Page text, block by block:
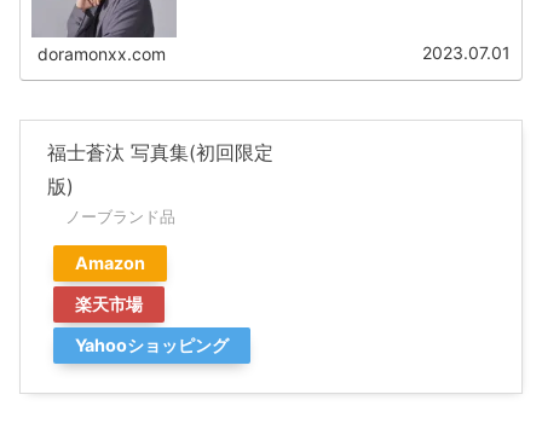
doramonxx.com 2023.07.01
福士蒼汰 写真集(初回限定
版)
ノーブランド品
Amazon
楽天市場
Yahooショッピング